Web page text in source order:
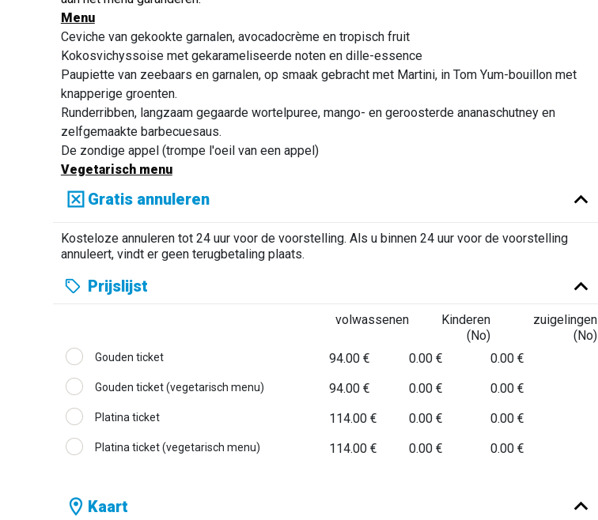
Menu
Ceviche van gekookte garnalen, avocadocrème en tropisch fruit
Kokosvichyssoise met gekarameliseerde noten en dille-essence
Paupiette van zeebaars en garnalen, op smaak gebracht met Martini, in Tom Yum-bouillon met
knapperige groenten.
Runderribben, langzaam gegaarde wortelpuree, mango- en geroosterde ananaschutney en
zelfgemaakte barbecuesaus.
De zondige appel (trompe l'oeil van een appel)
Vegetarisch menu
Tofu-ceviche, avocadocrème en tropisch fruit
Kokosvichyssoise met gekarameliseerde noten en dille-essence
knapperige groenten.
Groentemedaillons, langzaam gegaarde wortelpuree, mango- en geroosterde ananaschutney en
zelfgemaakte barbecuesaus.
Gratis annuleren
Kosteloze annuleren tot 24 uur voor de voorstelling. Als u binnen 24 uur voor de voorstelling
annuleert, vindt er geen terugbetaling plaats.
Prijslijst
volwassenen
Kinderen
(No)
zuigelingen
(No)
Gouden ticket 94.00 € 0.00 € 0.00 €
Gouden ticket (vegetarisch menu) 94.00 € 0.00 € 0.00 €
Platina ticket 114.00 € 0.00 € 0.00 €
Platina ticket (vegetarisch menu) 114.00 € 0.00 € 0.00 €
Kaart